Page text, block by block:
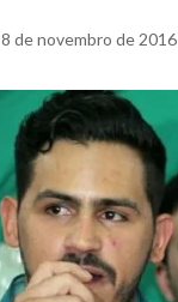
8 de novembro de 2016